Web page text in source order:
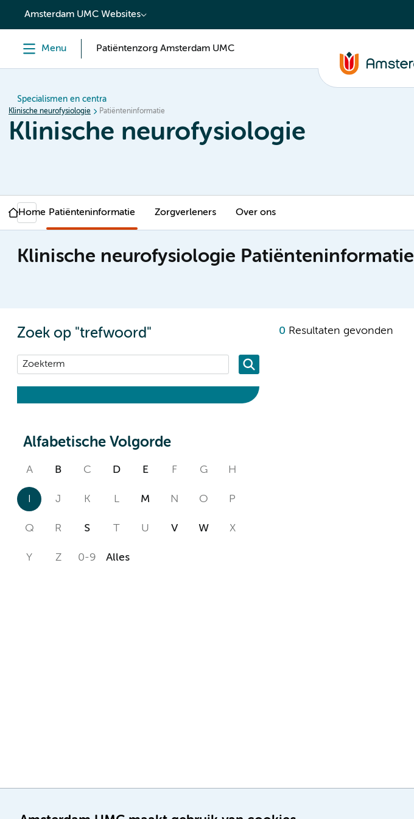
content
Amsterdam UMC Websites
Menu Patiëntenzorg Amsterdam UMC
Specialismen en centra
Klinische neurofysiologie Patiënteninformatie
Klinische neurofysiologie
Home Patiënteninformatie Zorgverleners Over ons
Klinische neurofysiologie Patiënteninformatie
Zoek op "trefwoord"
Alfabetische Volgorde
A B C D E F G H
J K L M N O P
Q R S T U V W X
Y Z 0-9 Alles
0 Resultaten gevonden